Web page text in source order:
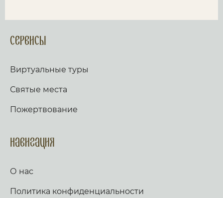
Сервисы
Виртуальные туры
Святые места
Пожертвование
Навигация
О нас
Политика конфиденциальности